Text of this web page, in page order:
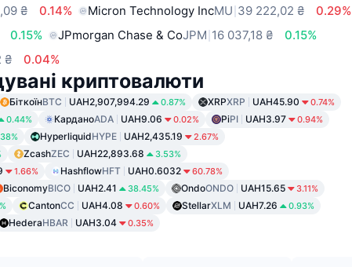
₴ 0.14% Micron Technology IncMU 39 222,02 ₴
0.29%
0.15% JPmorgan Chase & CoJPM 16 037,18 ₴
0.15%
₴ 0.04%
криптовалюти
БіткоїнBTC UAH2,907,994.29 0.87% XRPXRP UAH45.90 0.74%
0.44% КарданоADA UAH9.06 0.02% PiPI UAH3.97 0.94%
HyperliquidHYPE UAH2,435.19 2.67%
ZcashZEC UAH22,893.68 3.53%
1.66% HashflowHFT UAH0.6032 60.78%
BiconomyBICO UAH2.41 38.45% OndoONDO UAH15.65 3.11%
CantonCC UAH4.08 0.60% StellarXLM UAH7.26 0.93%
HederaHBAR UAH3.04 0.35%